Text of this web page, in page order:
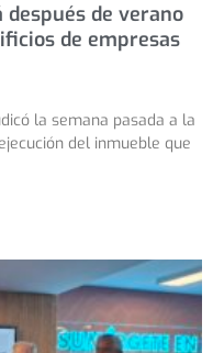
después de verano
de empresas
la semana pasada a la
del inmueble que